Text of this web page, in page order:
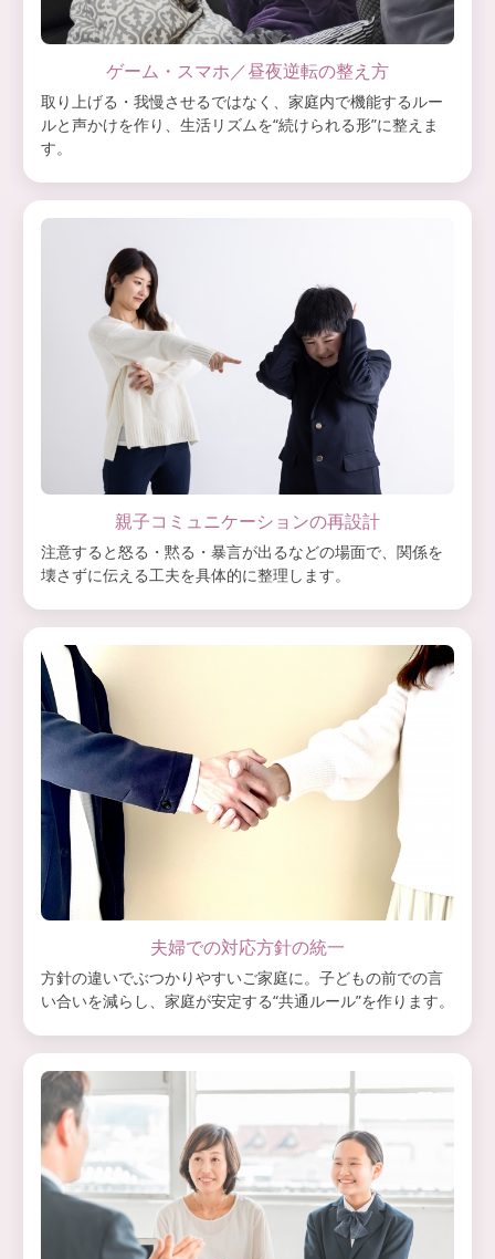
ゲーム・スマホ／昼夜逆転の整え方
取り上げる・我慢させるではなく、家庭内で機能するルー
ルと声かけを作り、生活リズムを“続けられる形”に整えま
す。
親子コミュニケーションの再設計
注意すると怒る・黙る・暴言が出るなどの場面で、関係を
壊さずに伝える工夫を具体的に整理します。
夫婦での対応方針の統一
方針の違いでぶつかりやすいご家庭に。子どもの前での言
い合いを減らし、家庭が安定する“共通ルール”を作ります。